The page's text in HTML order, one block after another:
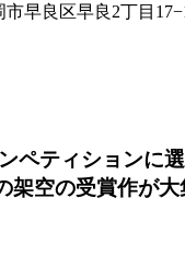
市早良区早良2丁目
ペティションに選
架空の受賞作が大